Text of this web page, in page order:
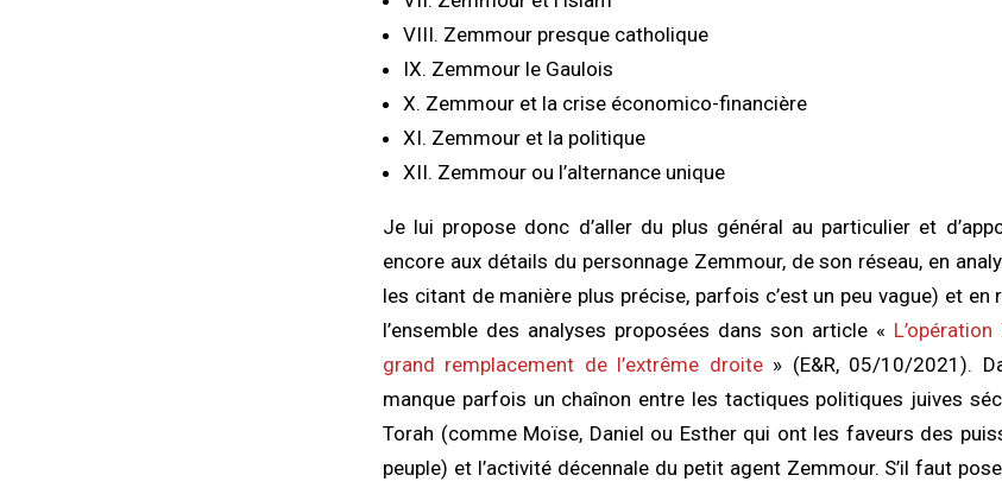
VIII. Zemmour presque catholique
IX. Zemmour le Gaulois
X. Zemmour et la crise économico-financière
XI. Zemmour et la politique
XII. Zemmour ou l’alternance unique
Je lui propose donc d’aller du plus général au particulier et
encore aux détails du personnage Zemmour, de son réseau, en
les citant de manière plus précise, parfois c’est un peu vague) et en
l’ensemble des analyses proposées dans son article «
grand remplacement de l’extrême droite» (E&R, 05/10/2021).
manque parfois un chaînon entre les tactiques politiques juives
Torah (comme Moïse, Daniel ou Esther qui ont les faveurs des
peuple) et l’activité décennale du petit agent Zemmour. S’il faut